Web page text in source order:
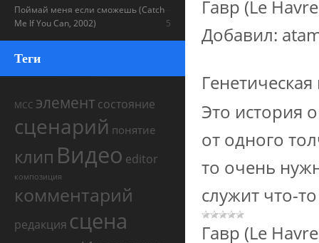
Поймай меня если сможешь (Catch
Me If You Can, 2002)
5
Теги
МСС элемент состояние
сценарий понятие
клип Видео editor
композиция
комментарий
редакция сцена
Гавр (Le
Добавил:
Это история
от одного
то очень
служит что-
Гавр (Le